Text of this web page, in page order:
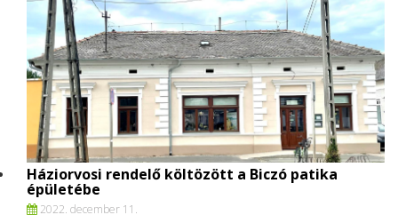
Háziorvosi rendelő költözött a Biczó patika
épületébe
2022. december 11.